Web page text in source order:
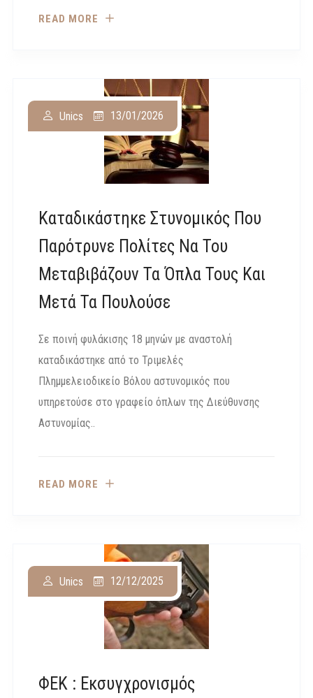
READ MORE
Καταδικάστηκε Στυνομικός Που
Παρότρυνε Πολίτες Να Του
Μεταβιβάζουν Τα Όπλα Τους Και
Μετά Τα Πουλούσε
Unics 13/01/2026
Σε ποινή φυλάκισης 18 μηνών με αναστολή
καταδικάστηκε από το Τριμελές
Πλημμελειοδικείο Βόλου αστυνομικός που
υπηρετούσε στο γραφείο όπλων της Διεύθυνσης
Αστυνομίας..
READ MORE
ΦΕΚ : Εκσυγχρονισμός
Unics 12/12/2025